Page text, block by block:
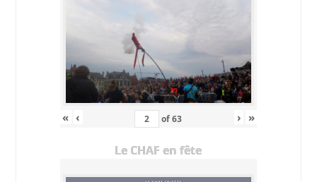
« ‹ of63 › »
Le CHAF en fête